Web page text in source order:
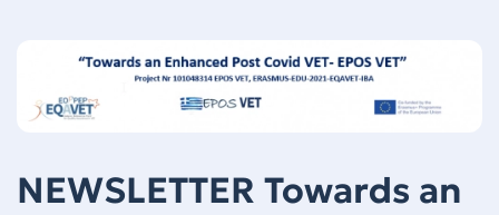
NEWSLETTER Towards an